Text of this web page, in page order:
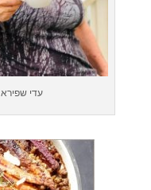
עדי שפירא